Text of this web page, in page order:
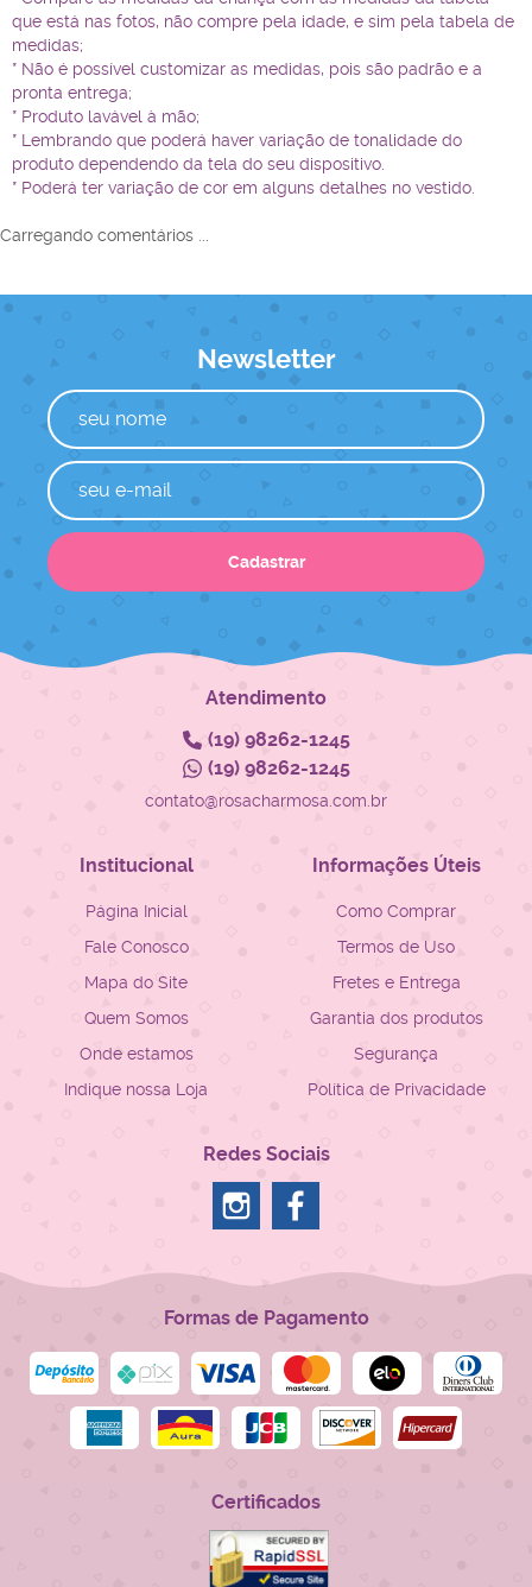
que está nas fotos, não compre pela idade, e sim pela tabela de
medidas;
* Não é possível customizar as medidas, pois são padrão e a
pronta entrega;
* Produto lavável à mão;
* Lembrando que poderá haver variação de tonalidade do
produto dependendo da tela do seu dispositivo.
* Poderá ter variação de cor em alguns detalhes no vestido.
Carregando comentários ...
Newsletter
Cadastrar
Atendimento
(19)98262-1245
(19)98262-1245
contato@rosacharmosa.com.br
Institucional
Página Inicial
Fale Conosco
Mapa do Site
Quem Somos
Onde estamos
Indique nossa Loja
Informações Úteis
Como Comprar
Termos de Uso
Fretes e Entrega
Garantia dos produtos
Segurança
Política de Privacidade
Redes Sociais
Formas de Pagamento
Certificados